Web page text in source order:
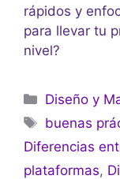
rápidos y
para llevar tu
nivel?
Diseño y
buenas
Diferencias
plataformas,